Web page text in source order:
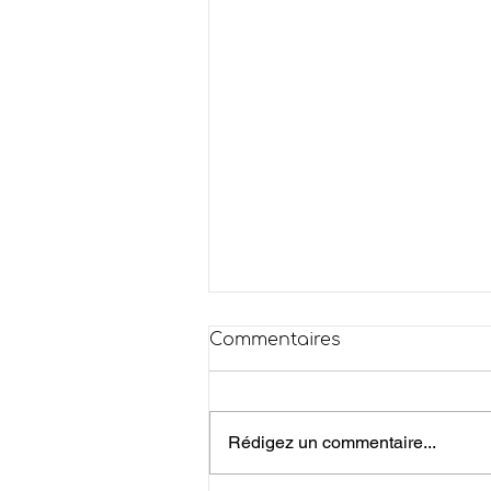
Commentaires
Rédigez un commentaire...